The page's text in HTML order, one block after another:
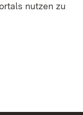
nutzen zu